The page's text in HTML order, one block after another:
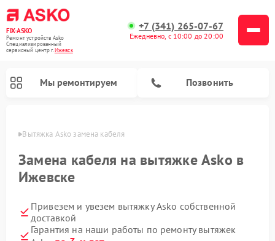
FIX-ASKO
Ремонт устройств Asko
Специализированный
cервисный центр г.Ижевск
+7 (341) 265-07-67
Ежедневно, с 10:00 до 20:00
Мы ремонтируем Позвонить
Вытяжка Asko замена кабеля
Замена кабеля на вытяжке Asko в
Ижевске
Привезем и увезем вытяжку Asko собственной
доставкой
Гарантия на наши работы по ремонту вытяжек